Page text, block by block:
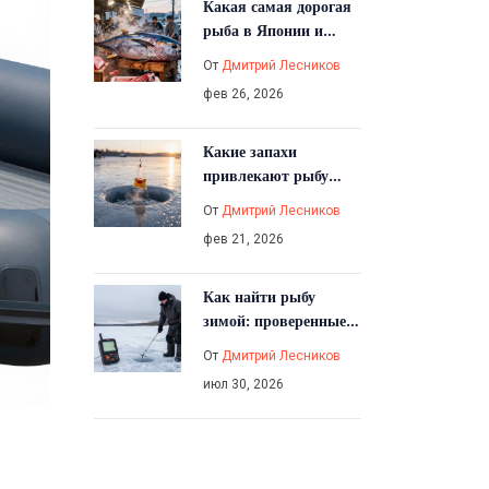
Какая самая дорогая
рыба в Японии и
миллионы
От Дмитрий Лесников
фев 26, 2026
Какие запахи
привлекают рыбу
на льду и почему
От Дмитрий Лесников
фев 21, 2026
Как найти рыбу
зимой: проверенные
стоянок и активности
От Дмитрий Лесников
июл 30, 2026